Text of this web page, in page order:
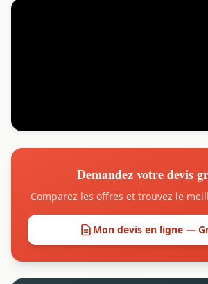
Demandez votre devis
Comparez les offres et trouvez le
Mon devis en ligne —